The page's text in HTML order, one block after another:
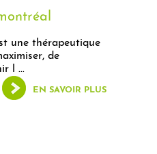
une thérapeutique
de
l ...
EN SAVOIR PLUS